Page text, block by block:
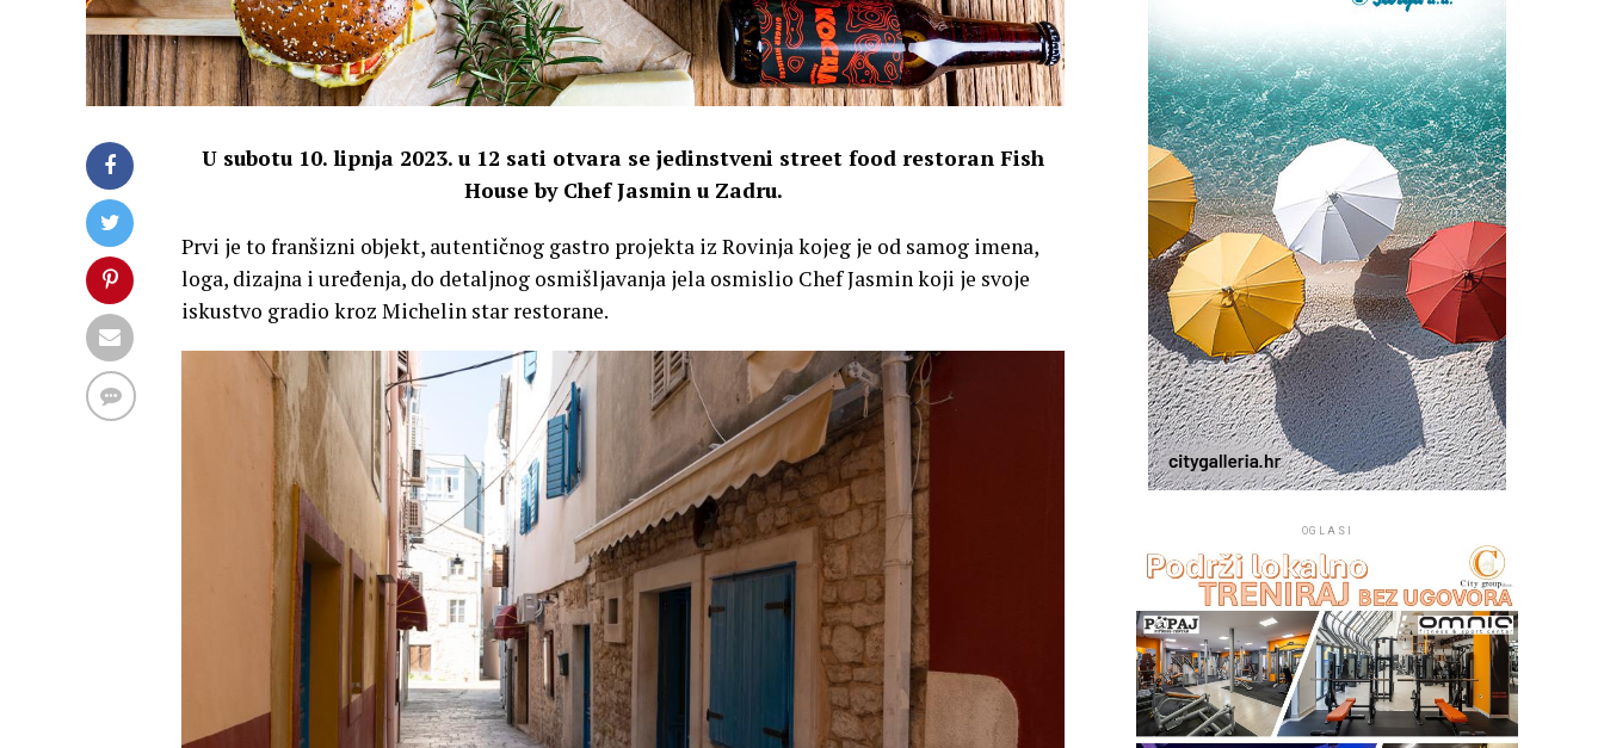
U subotu 10. lipnja 2023. u 12 sati otvara se jedinstveni street food restoran Fish
House by Chef Jasmin u Zadru.
Prvi je to franšizni objekt, autentičnog gastro projekta iz Rovinja kojeg je od samog imena,
loga, dizajna i uređenja, do detaljnog osmišljavanja jela osmislio Chef Jasmin koji je svoje
iskustvo gradio kroz Michelin star restorane.
OGLASI